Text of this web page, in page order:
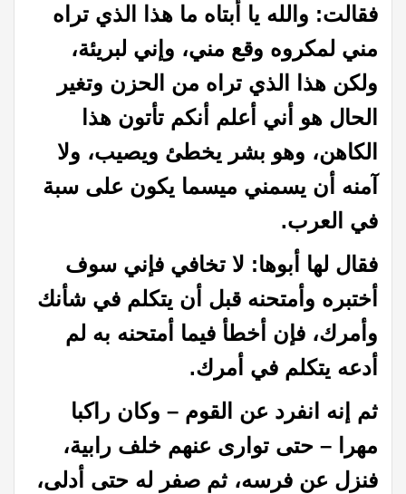
فقالت: والله يا أبتاه ما هذا الذي تراه
مني لمكروه وقع مني، وإني لبريئة،
ولكن هذا الذي تراه من الحزن وتغير
الحال هو أني أعلم أنكم تأتون هذا
الكاهن، وهو بشر يخطئ ويصيب، ولا
آمنه أن يسمني ميسما يكون على سبة
في العرب.
فقال لها أبوها: لا تخافي فإني سوف
أختبره وأمتحنه قبل أن يتكلم في شأنك
وأمرك، فإن أخطأ فيما أمتحنه به لم
أدعه يتكلم في أمرك.
ثم إنه انفرد عن القوم – وكان راكبا
مهرا – حتى توارى عنهم خلف رابية،
فنزل عن فرسه، ثم صفر له حتى أدلى،